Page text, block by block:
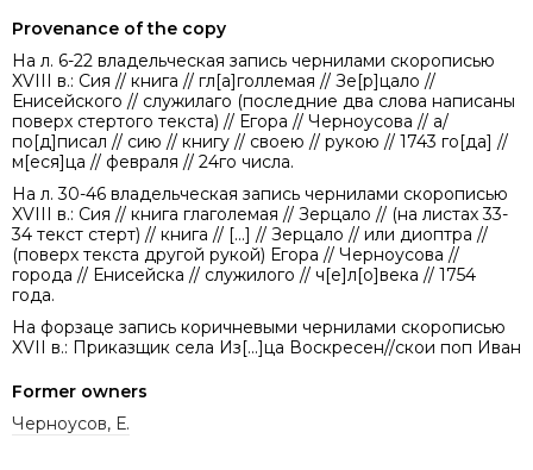
Provenance of the copy
На л. 6-22 владельческая запись чернилами скорописью
XVIII в.: Сия // книга // гл[а]голлемая // Зе[р]цало //
Енисейского // служилаго (последние два слова написаны
поверх стертого текста) // Егора // Черноусова // а/
по[д]писал // сию // книгу // своею // рукою // 1743 го[да] //
м[еся]ца // февраля // 24го числа.
На л. 30-46 владельческая запись чернилами скорописью
XVIII в.: Сия // книга глаголемая // Зерцало // (на листах 33-
34 текст стерт) // книга // [...] // Зерцало // или диоптра //
(поверх текста другой рукой) Егора // Черноусова //
города // Енисейска // служилого // ч[е]л[о]века // 1754
года.
На форзаце запись коричневыми чернилами скорописью
XVII в.: Приказщик села Из[...]ца Воскресен//скои поп Иван
Former owners
Черноусов, Е.